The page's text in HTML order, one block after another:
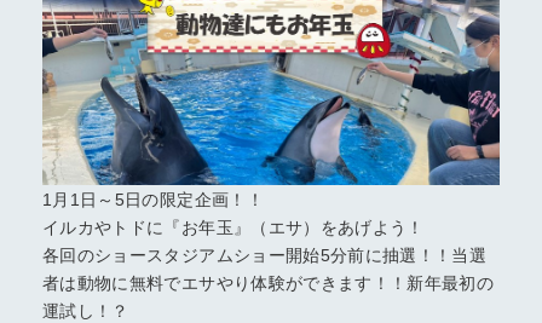
1月1日～5日の限定企画！！
イルカやトドに『お年玉』（エサ）をあげよう！
各回のショースタジアムショー開始5分前に抽選！！当選
者は動物に無料でエサやり体験ができます！！新年最初の
運試し！？